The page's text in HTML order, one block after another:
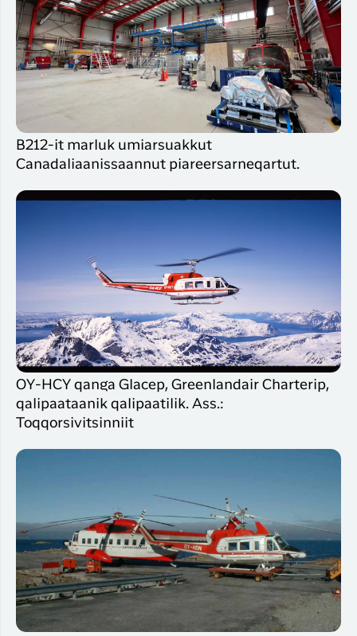
B212-it marluk umiarsuakkut
Canadaliaanissaannut piareersarneqartut.
OY-HCY qanga Glacep, Greenlandair Charterip,
qalipaataanik qalipaatilik. Ass.:
Toqqorsivitsinniit